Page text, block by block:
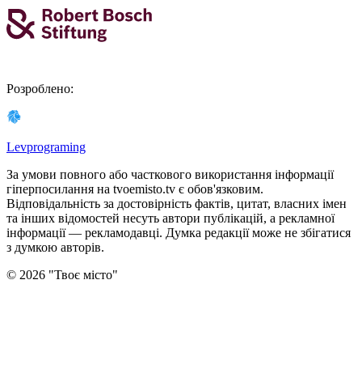
Розроблено:
Levprograming
За умови повного або часткового використання iнформацiї
гіперпосилання на tvoemisto.tv є обов'язковим.
Відповідальність за достовірність фактів, цитат, власних імен
та інших відомостей несуть автори публікацій, а рекламної
інформації — рекламодавці. Думка редакцiї може не збiгатися
з думкою авторiв.
© 2026 "Твоє місто"